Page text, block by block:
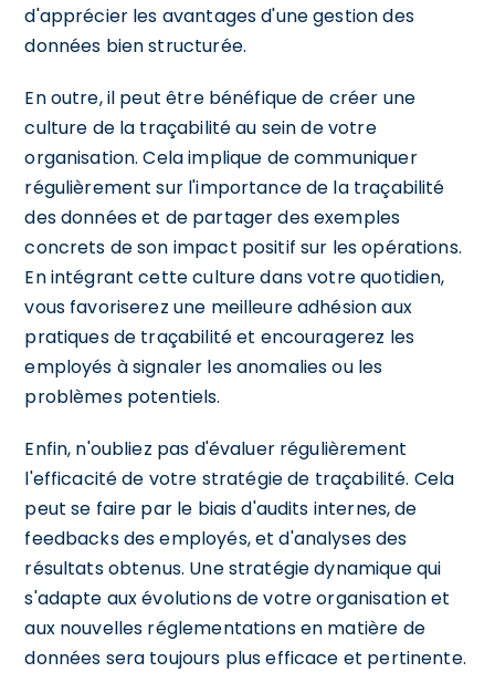
d'apprécier les avantages d'une gestion des
données bien structurée.
En outre, il peut être bénéfique de créer une
culture de la traçabilité au sein de votre
organisation. Cela implique de communiquer
régulièrement sur l'importance de la traçabilité
des données et de partager des exemples
concrets de son impact positif sur les opérations.
En intégrant cette culture dans votre quotidien,
vous favoriserez une meilleure adhésion aux
pratiques de traçabilité et encouragerez les
employés à signaler les anomalies ou les
problèmes potentiels.
Enfin, n'oubliez pas d'évaluer régulièrement
l'efficacité de votre stratégie de traçabilité. Cela
peut se faire par le biais d'audits internes, de
feedbacks des employés, et d'analyses des
résultats obtenus. Une stratégie dynamique qui
s'adapte aux évolutions de votre organisation et
aux nouvelles réglementations en matière de
données sera toujours plus efficace et pertinente.